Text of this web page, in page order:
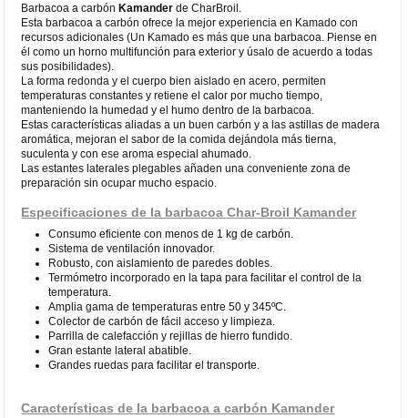
Barbacoa a carbónKamander de CharBroil.
Esta barbacoa a carbón ofrece la mejor experiencia en Kamado con
recursos adicionales (Un Kamado es más que una barbacoa. Piense en
él como un horno multifunción para exterior y úsalo de acuerdo a todas
sus posibilidades).
La forma redonda y el cuerpo bien aislado en acero, permiten
temperaturas constantes y retiene el calor por mucho tiempo,
manteniendo la humedad y el humo dentro de la barbacoa.
Estas características aliadas a un buen carbón y a las astillas de madera
aromática, mejoran el sabor de la comida dejándola más tierna,
suculenta y con ese aroma especial ahumado.
Las estantes laterales plegables añaden una conveniente zona de
preparación sin ocupar mucho espacio.
Especificaciones de la barbacoa Char-Broil Kamander
Consumo eficiente con menos de 1 kg de carbón.
Sistema de ventilación innovador.
Robusto, con aislamiento de paredes dobles.
Termómetro incorporado en la tapa para facilitar el control de la
temperatura.
Amplia gama de temperaturas entre 50 y 345ºC.
Colector de carbón de fácil acceso y limpieza.
Parrilla de calefacción y rejillas de hierro fundido.
Gran estante lateral abatible.
Grandes ruedas para facilitar el transporte.
Características de la barbacoa a carbón Kamander